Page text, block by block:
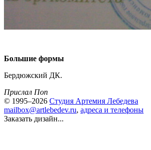
Большие формы
Бердюжский ДК.
Прислал Поп
© 1995–2026 Студия Артемия Лебедева
mailbox@artlebedev.ru, адреса и телефоны
Заказать дизайн...